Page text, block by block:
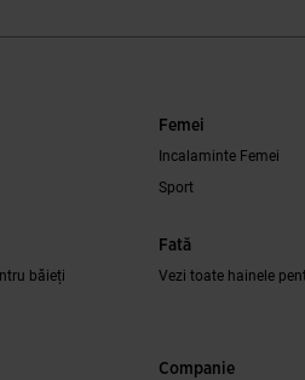
băieți
Femei
Incalaminte Femei
Sport
Fată
Vezi toate hainele
Companie